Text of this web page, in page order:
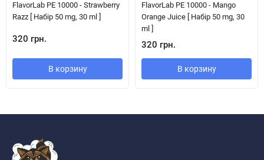
FlavorLab PE 10000 - Strawberry
Razz [ Набір 50 mg, 30 ml ]
320 грн.
В корзину
FlavorLab PE 10000 - Mango
Orange Juice [ Набір 50 mg, 30
ml ]
320 грн.
В корзину